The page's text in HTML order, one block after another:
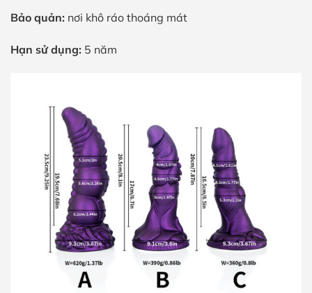
Bảo quản: nơi khô ráo thoáng mát
Hạn sử dụng: 5 năm